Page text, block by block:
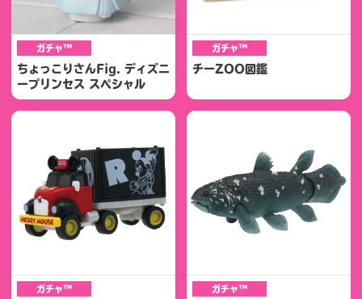
ガチャ™
ちょっこりさんFig. ディズニ
ープリンセス スペシャル
ガチャ™
チーZOO図鑑
ガチャ™ ガチャ™